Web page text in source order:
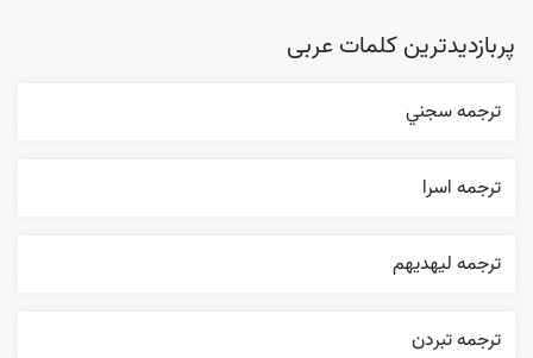
پربازدیدترین کلمات عربی
ترجمه سجني
ترجمه اسرا
ترجمه ليهديهم
ترجمه تبردن